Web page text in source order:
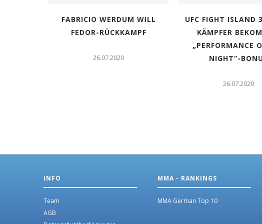
FABRICIO WERDUM WILL
FEDOR-RÜCKKAMPF
26.07.2020
UFC FIGHT ISLAND
KÄMPFER
„PERFORMANCE
NIGHT“-
26.07.2020
INFO
Team
AGB
MMA - RANKINGS
MMA German Top 10